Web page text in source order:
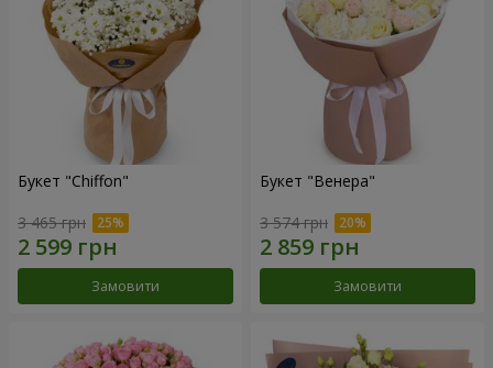
Букет "Chiffon"
3 465 грн
Замовити
Букет "Венера"
3 574 грн
Замовити